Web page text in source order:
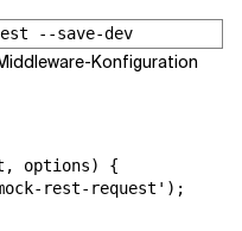
npm install mock-rest-request --save-dev
Konfiguration
options) {
rest-request');